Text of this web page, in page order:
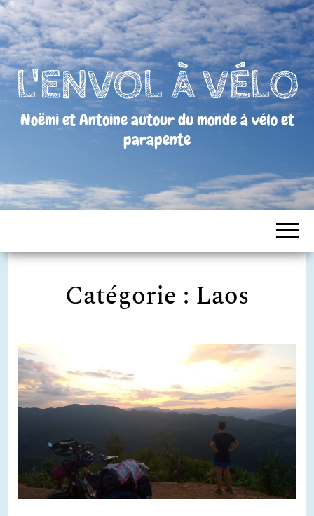
L'ENVOL À VÉLO
Noëmi et Antoine autour du monde à vélo et
parapente
Catégorie : Laos